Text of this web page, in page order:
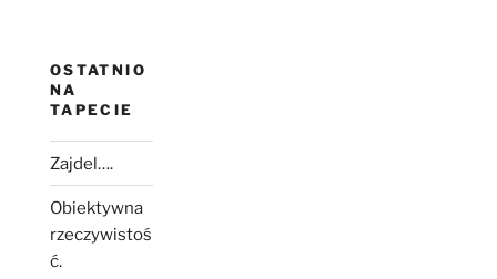
OSTATNIO
NA
TAPECIE
Zajdel….
Obiektywna
rzeczywistoś
ć.